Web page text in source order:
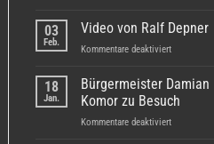
für
Reha-
Sport
03
Feb.
Video von Ralf Depner
Kommentare deaktiviertfür
von
Ralf
Depner
18
Jan.
Bürgermeister Damian
Komor zu Besuch
Kommentare deaktiviertfür